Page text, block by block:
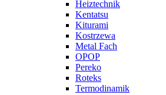
Heiztechnik
Kentatsu
Kiturami
Kostrzewa
Metal Fach
OPOP
Pereko
Roteks
Termodinamik